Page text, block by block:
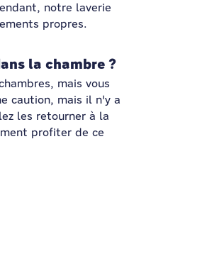
notre laverie
propres.
la chambre ?
mais vous
caution, mais il n'y a
les retourner à la
profiter de ce